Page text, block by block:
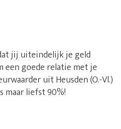
jij uiteindelijk je geld
een goede relatie met je
uit Heusden (O.-Vl.)
maar liefst 90%!